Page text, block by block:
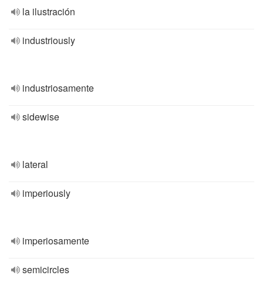
la ilustración
industriously
industriosamente
sidewise
lateral
imperiously
imperiosamente
semicircles